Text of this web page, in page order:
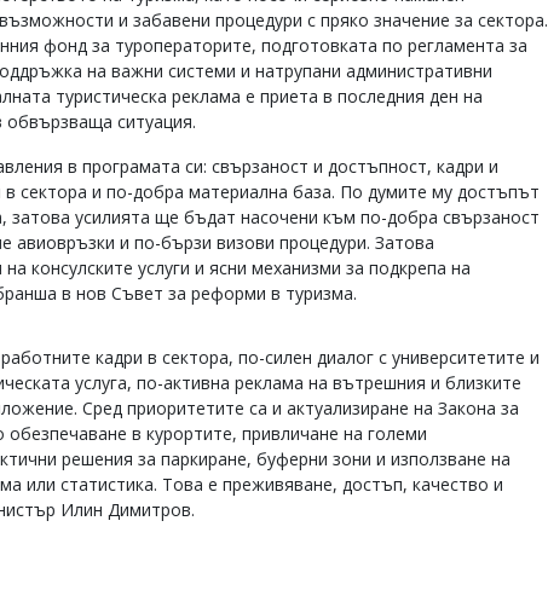
и забавени процедури с пряко значение за сектора.
фонд за туроператорите, подготовката по регламента за
на важни системи и натрупани административни
туристическа реклама е приета в последния ден на
обвързваща ситуация.
в програмата си: свързаност и достъпност, кадри и
сектора и по-добра материална база. По думите му достъпът
усилията ще бъдат насочени към по-добра свързаност
авиовръзки и по-бързи визови процедури. Затова
консулските услуги и ясни механизми за подкрепа на
в нов Съвет за реформи в туризма.
кадри в сектора, по-силен диалог с университетите и
услуга, по-активна реклама на вътрешния и близките
Сред приоритетите са и актуализиране на Закона за
в курортите, привличане на големи
решения за паркиране, буферни зони и използване на
или статистика. Това е преживяване, достъп, качество и
Илин Димитров.